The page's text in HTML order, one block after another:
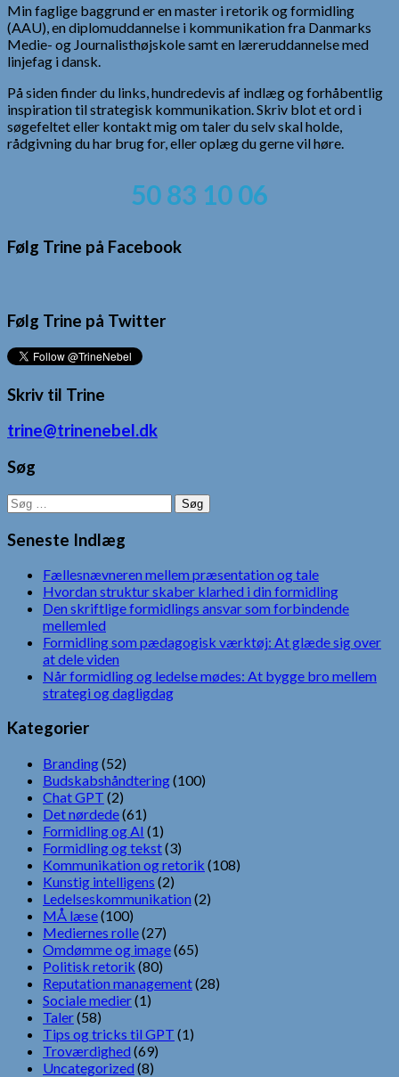
Min faglige baggrund er en master i retorik og formidling
(AAU), en diplomuddannelse i kommunikation fra Danmarks
Medie- og Journalisthøjskole samt en læreruddannelse med
linjefag i dansk.
På siden finder du links, hundredevis af indlæg og forhåbentlig
inspiration til strategisk kommunikation. Skriv blot et ord i
søgefeltet eller kontakt mig om taler du selv skal holde,
rådgivning du har brug for, eller oplæg du gerne vil høre.
50 83 10 06
Følg Trine på Facebook
Følg Trine på Twitter
Skriv til Trine
trine@trinenebel.dk
Søg
Søg
efter:
Seneste Indlæg
Fællesnævneren mellem præsentation og tale
Hvordan struktur skaber klarhed i din formidling
Den skriftlige formidlings ansvar som forbindende
mellemled
Formidling som pædagogisk værktøj: At glæde sig over
at dele viden
Når formidling og ledelse mødes: At bygge bro mellem
strategi og dagligdag
Kategorier
Branding(52)
Budskabshåndtering(100)
Chat GPT (2)
Det nørdede(61)
Formidling og AI (1)
Formidling og tekst(3)
Kommunikation og retorik (108)
Kunstig intelligens (2)
Ledelseskommunikation (2)
MÅ læse(100)
Mediernes rolle(27)
Omdømme og image(65)
Politisk retorik (80)
Reputation management(28)
Sociale medier(1)
Taler(58)
Tips og tricks til GPT (1)
Troværdighed (69)
Uncategorized (8)